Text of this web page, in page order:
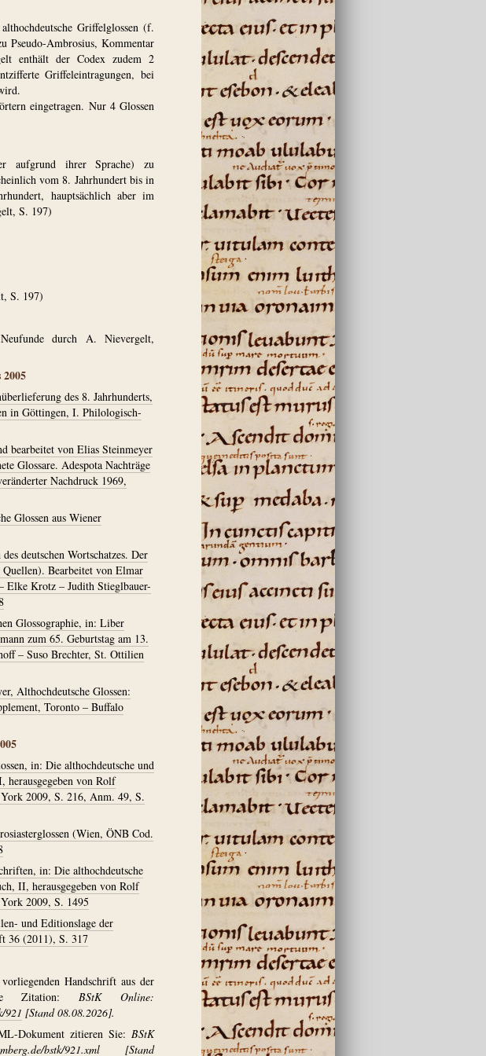
Griffelglossen (f.
Pseudo-Ambrosius, Kommentar
enthält der Codex zudem 2
Griffeleintragungen, bei
eingetragen. Nur 4 Glossen
aufgrund ihrer Sprache) zu
vom 8. Jahrhundert bis in
hauptsächlich aber im
S. 197)
S. 197)
durch A. Nievergelt,
des 8. Jahrhunderts,
in Göttingen, I. Philologisch-
bearbeitet von Elias Steinmeyer
Glossare. Adespota Nachträge
Nachdruck 1969,
Glossen aus Wiener
deutschen Wortschatzes. Der
Quellen). Bearbeitet von Elmar
Krotz – Judith Stieglbauer-
Glossographie, in: Liber
zum 65. Geburtstag am 13.
– Suso Brechter, St. Ottilien
Althochdeutsche Glossen:
Toronto – Buffalo
in: Die althochdeutsche und
herausgegeben von Rolf
2009, S. 216, Anm. 49, S.
(Wien, ÖNB Cod.
in: Die althochdeutsche
II, herausgegeben von Rolf
2009, S. 1495
und Editionslage der
36 (2011), S. 317
Handschrift aus der
Zitation:BStK Online:
921 [Stand 08.08.2026].
Dokument zitieren Sie: BStK
bstk/921.xml [Stand